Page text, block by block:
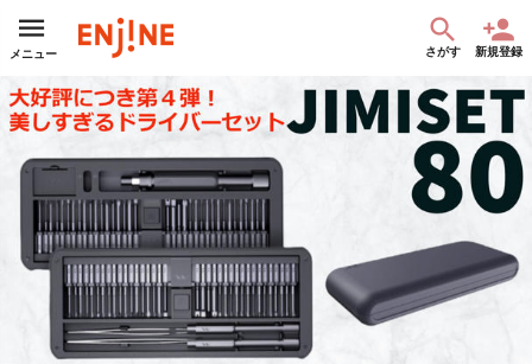
メニュー さがす 新規登録